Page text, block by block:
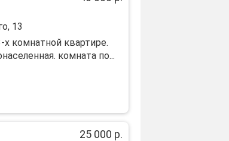
13
комнатной квартире.
комната по...
25 000 р.